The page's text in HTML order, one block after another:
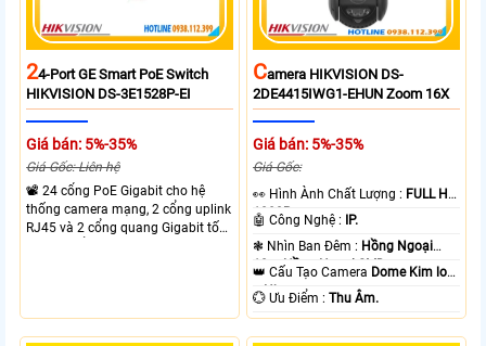
24-Port GE Smart PoE Switch
HIKVISION DS-3E1528P-EI
Giá bán: 5%-35%
Giá Gốc: Liên hệ
📽 24 cổng PoE Gigabit cho hệ
thống camera mạng, 2 cổng uplink
RJ45 và 2 cổng quang Gigabit tốc
CAmera HIKVISION DS-
2DE4415IWG1-EHUN Zoom 16X
Giá bán: 5%-35%
Giá Gốc:
️👀 Hình Ành Chất Lượng : FULL HD
1080P .
🤖️ Công Nghệ :
IP.
❃ Nhìn Ban Đêm : Hồng Ngoại
10m Hồng Ngoại SMD.
👑 Cấu Tạo Camera Dome Kim loại
+ Nhựa.
️💮 Ưu Điểm :Thu Âm.